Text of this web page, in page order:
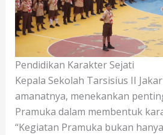
Pendidikan Karakter Sejati
Kepala Sekolah Tarsisius II
amanatnya, menekankan
Pramuka dalam membentuk
“Kegiatan Pramuka bukan